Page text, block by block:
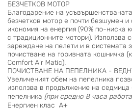
БЕЗЧЕТКОВ МОТОР
Благодарение на
безчетков мотор е почти безшумен и
икономия на енергия (90% по-ниска
с традиционните мотори). Използва
зареждане на пелети и в системата
почистване на горивната кошничка
Comfort Air Matic).
ПОЧИСТВАНЕ НА ПЕПЕЛНИКА -
Увеличеният обем на пепелника
използва в продължение на седмица
пепелника (при средно 8 часа
Енергиен клас A+